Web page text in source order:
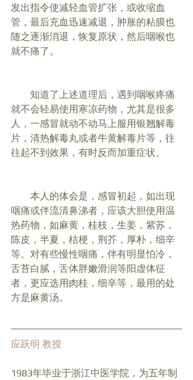
发出指令使减轻血管扩张，或收缩血
管，最后充血迅速减退，肿胀的粘膜也
随之逐渐消退，恢复原状，然后咽喉也
就不痛了。
就不会轻易使用寒凉药物，尤其是很多
人，一感冒就动不动马上服用银翘解毒
片，清热解毒丸或者牛黄解毒片等，往
往起不到效果，有时反而加重症状。
咽痛或伴流清鼻涕者，应该大胆使用温
热药物，如麻黄，桂枝，生姜，紫苏，
陈皮，半夏，桔梗，荆芥，厚朴，细辛
等。对有些慢性咽痛，伴有明显怕冷，
舌苔白腻，舌体胖嫩滑润等阳虚体征
者，更应选用肉桂，细辛等，最用的处
方是麻黄汤。
应跃明 教授
1983年毕业于浙江中医学院，为五年制